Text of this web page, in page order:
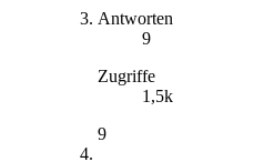
Antworten
9
Zugriffe
1,5k
9